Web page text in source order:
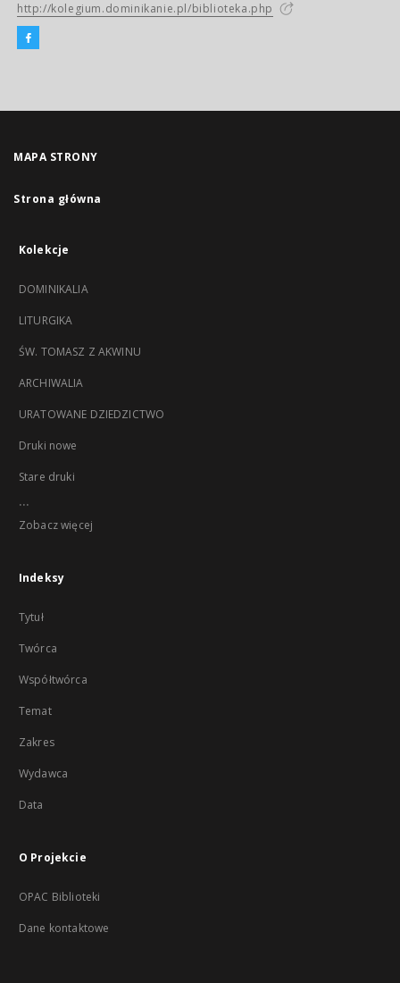
http://kolegium.dominikanie.pl/biblioteka.php
MAPA STRONY
Strona główna
Kolekcje
DOMINIKALIA
LITURGIKA
ŚW. TOMASZ Z AKWINU
ARCHIWALIA
URATOWANE DZIEDZICTWO
Druki nowe
Stare druki
...
Zobacz więcej
Indeksy
Tytuł
Twórca
Współtwórca
Temat
Zakres
Wydawca
Data
O Projekcie
OPAC Biblioteki
Dane kontaktowe